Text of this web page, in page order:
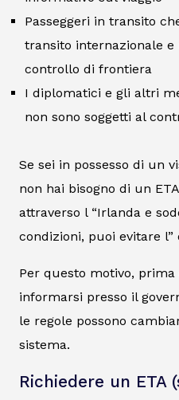
Passeggeri in transito
transito internazionale e
controllo di frontiera
I diplomatici e gli altri
non sono soggetti al
Se sei in possesso di un
non hai bisogno di un
attraverso l “Irlanda e
condizioni, puoi evitare l”
Per questo motivo,
informarsi presso il
le regole possono
sistema.
Richiedere un ETA